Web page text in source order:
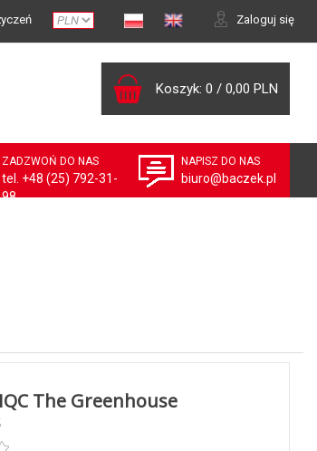
Zaloguj się
Koszyk: 0 / 0,00 PLN
NAPISZ DO NAS
biuro@baczek.pl
ZADZWOŃ DO NAS
tel. +48 (25) 792-31-
98
The Greenhouse